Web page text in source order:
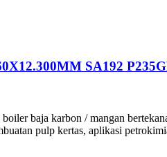
SA192
baja karbon / mangan
pulp kertas, aplikasi